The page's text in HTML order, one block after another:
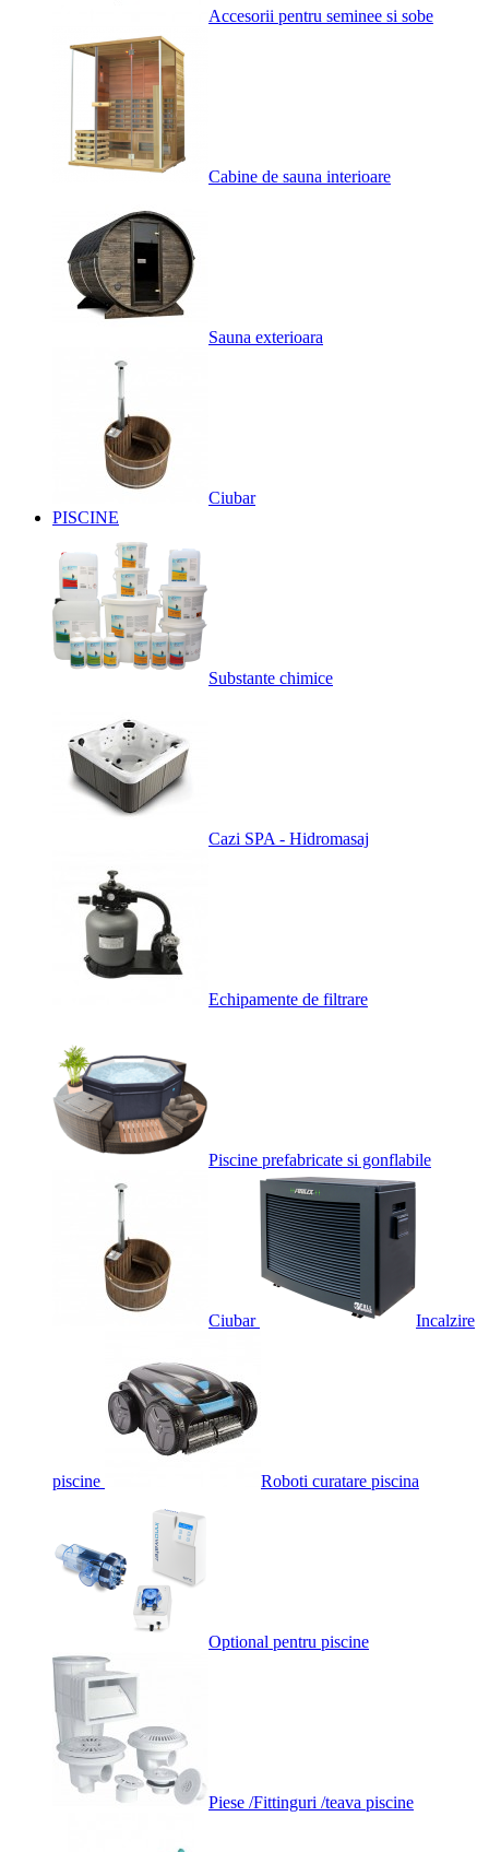
Accesorii pentru seminee si sobe
Cabine de sauna interioare
Sauna exterioara
Ciubar
PISCINE
Substante chimice
Cazi SPA - Hidromasaj
Echipamente de filtrare
Piscine prefabricate si gonflabile
Ciubar Incalzire
piscine Roboti curatare piscina
Optional pentru piscine
Piese /Fittinguri /teava piscine